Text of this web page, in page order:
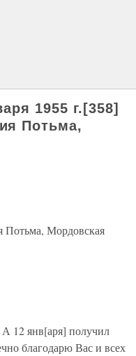
1955 г.[358]
Потьма,
Потьма, Мордовская
12 янв[аря] получил
благодарю Вас и всех